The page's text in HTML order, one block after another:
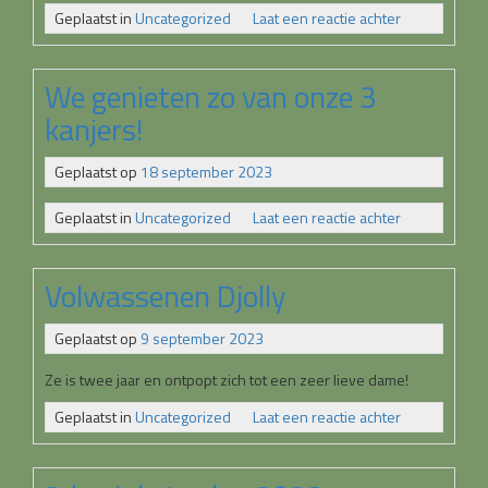
Geplaatst inUncategorized Laat een reactie achterop
We genieten zo van onze 3
kanjers!
Geplaatst op 18 september 2023
Geplaatst inUncategorized Laat een reactie achterop
We
onze
Volwassenen Djolly
Geplaatst op 9 september 2023
Ze is twee jaar en ontpopt zich tot een zeer lieve dame!
Geplaatst inUncategorized Laat een reactie achterop